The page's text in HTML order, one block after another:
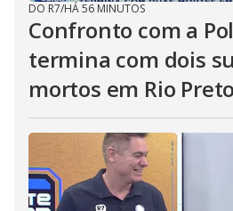
DO R7/HÁ 56 MINUTOS
Confronto com a
termina com dois
mortos em Rio Preto